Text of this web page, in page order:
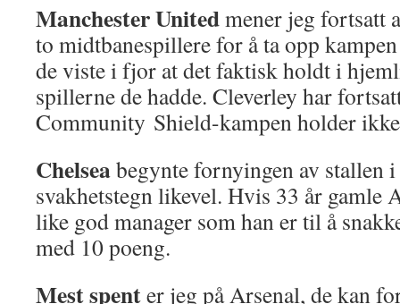
Manchester Unitedmener jeg fortsatt
to midtbanespillere for å ta opp
de viste i fjor at det faktisk holdt i
spillerne de hadde. Cleverley har
Community Shield-kampen holder
Chelseabegynte fornyingen av stallen
svakhetstegn likevel. Hvis 33 år gamle
like god manager som han er til å
med 10 poeng.
Mest spenter jeg på Arsenal, de kan